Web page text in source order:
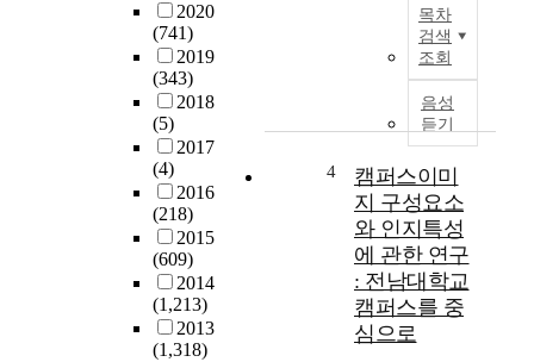
2020
(741)
2019
(343)
2018
(5)
2017
(4)
2016
(218)
2015
(609)
2014
(1,213)
2013
(1,318)
목차
검색
조회
음성
듣기
4
캠퍼스이미
지 구성요소
와 인지특성
에 관한 연구
: 전남대학교
캠퍼스를 중
심으로